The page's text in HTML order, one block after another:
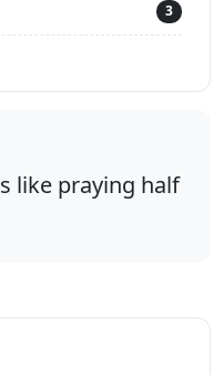
3
like praying half